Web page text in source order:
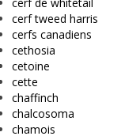
cerf tweed harris
cerfs canadiens
cethosia
cetoine
cette
chaffinch
chalcosoma
chamois